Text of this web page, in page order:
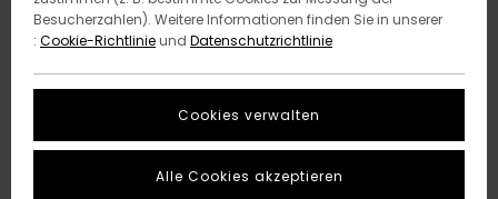
Besucherzahlen). Weitere Informationen finden Sie in unserer
: Cookie-Richtlinieund Datenschutzrichtlinie
Cookies verwalten
Alle Cookies akzeptieren